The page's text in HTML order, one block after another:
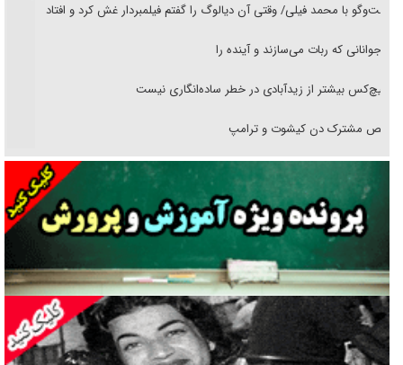
گفت‌وگو با محمد فیلی/ وقتی آن دیالوگ را گفتم فیلمبردار غش کرد و افتاد
نوجوانانی که ربات می‌سازند و آینده را
هیچ‌کس بیشتر از زیدآبادی در خطر ساده‌انگاری نیست
رقص مشترک دن کیشوت و ترامپ
دنده دولت به واگذاری مسئله‌دار ایران‌خودرو/ خصوصی‌سازی یا انحصار؟
غریزه‌ی بقا و آقای باقی و رفقا
جراحی‌های زیبایی با مدرک فوق‌دیپلم! + گفت‌وگو با متهم
گفت‌وگو با همسر یکی از شهدای جنگ رمضان/ پیکر بی‌سر شهید را از
انگشت‌های پا شناسایی کردیم
نسلی که آنلاین الگو می‌گیرد